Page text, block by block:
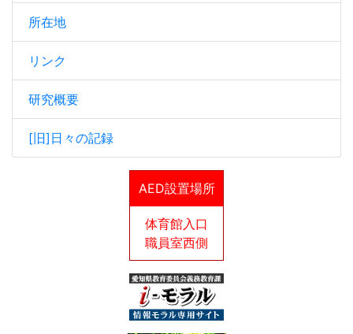
所在地
リンク
研究概要
[旧]日々の記録
AED設置場所
体育館入口
職員室西側